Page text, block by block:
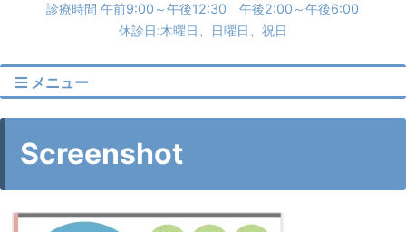
診療時間 午前9:00～午後12:30 午後2:00～午後6:00
休診日:木曜日、日曜日、祝日
メニュー
Screenshot